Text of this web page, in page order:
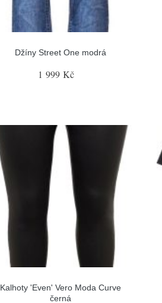
Džíny Street One modrá
1 999 Kč
Kalhoty 'Even' Vero Moda Curve
černá